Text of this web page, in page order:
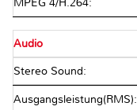
MPEG 4/H.264:
Audio
Stereo Sound:
Ausgangsleistung(RMS):